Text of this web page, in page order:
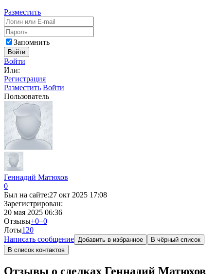
Разместить
Запомнить
Войти
Войти
Или:
Регистрация
Разместить Войти
Пользователь
Геннадий Матюхов
0
Был на сайте:27 окт 2025 17:08
Зарегистрирован:
20 мая 2025 06:36
Отзывы+0−0
Лоты120
Написать сообщение Добавить в избранное
В чёрный список
В список контактов
Отзывы о сделках Геннадий Матюхов